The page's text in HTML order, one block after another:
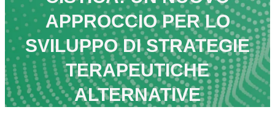
APPROCCIO PER LO
SVILUPPO DI STRATEGIE
TERAPEUTICHE
ALTERNATIVE